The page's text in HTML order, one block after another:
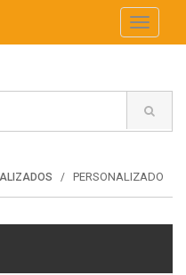
Toggle
PERSONALIZADO